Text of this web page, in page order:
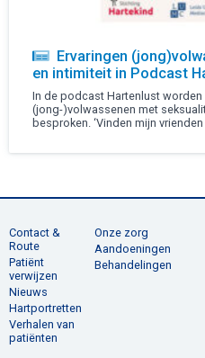
Ervaringen
en intimiteit in Podcast
In de podcast Hartenlust worden
(jong-)volwassenen met
besproken. ‘Vinden mijn vrienden
Contact &
Route
Patiënt
verwijzen
Nieuws
Hartportretten
Verhalen van
patiënten
Onze zorg
Aandoeningen
Behandelingen